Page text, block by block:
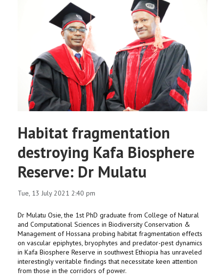
Habitat fragmentation
destroying Kafa Biosphere
Reserve: Dr Mulatu
Tue, 13 July 2021 2:40 pm
Dr Mulatu Osie, the 1st PhD graduate from College of Natural
and Computational Sciences in Biodiversity Conservation &
Management of Hossana probing habitat fragmentation effects
on vascular epiphytes, bryophytes and predator-pest dynamics
in Kafa Biosphere Reserve in southwest Ethiopia has unraveled
interestingly veritable findings that necessitate keen attention
from those in the corridors of power.